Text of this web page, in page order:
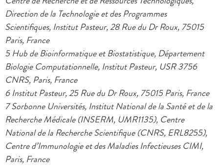
Direction de la Technologie et des Programmes
Scientifiques, Institut Pasteur, 28 Rue du Dr Roux, 75015
Paris, France
5 Hub de Bioinformatique et Biostatistique, Département
Biologie Computationnelle, Institut Pasteur, USR 3756
CNRS, Paris, France
6 Institut Pasteur, 25 Rue du Dr Roux, 75015 Paris, France
7 Sorbonne Universités, Institut National de la Santé et de la
Recherche Médicale (INSERM, UMR1135), Centre
National de la Recherche Scientifique (CNRS, ERL8255),
Centre d’Immunologie et des Maladies Infectieuses CIMI,
Paris, France